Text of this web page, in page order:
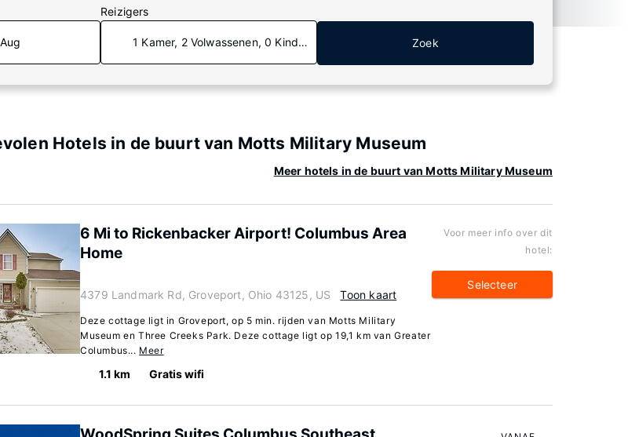
Reizigers
1 Kamer, 2 Volwassenen, 0 Kinderen Zoek
Hotels in de buurt van Motts Military Museum
Meer hotels in de buurt van Motts Military Museum
6 Mi to Rickenbacker Airport! Columbus Area
Home
4379 Landmark Rd, Groveport, Ohio 43125, US Toon kaart
Deze cottage ligt in Groveport, op 5 min. rijden van Motts Military
Museum en Three Creeks Park. Deze cottage ligt op 19,1 km van Greater
Columbus... Meer
1.1 km Gratis wifi
Voor meer info over dit
hotel:
Selecteer